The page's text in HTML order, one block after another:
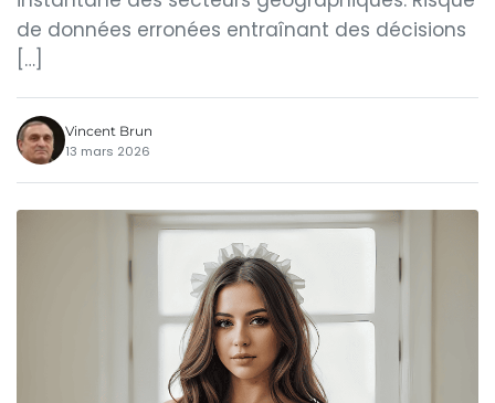
de données erronées entraînant des décisions
[…]
Vincent Brun
13 mars 2026